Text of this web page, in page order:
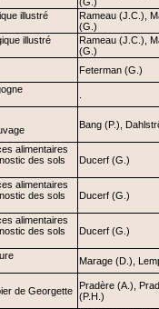
illustré
Rameau (J.C.),
(G.)
illustré
Rameau (J.C.),
(G.)
Feterman (G.)
Bang (P.),
alimentaires
des sols
Ducerf (G.)
alimentaires
des sols
Ducerf (G.)
alimentaires
des sols
Ducerf (G.)
Marage (D.),
de Georgette
Pradère (A.),
(P.H.)